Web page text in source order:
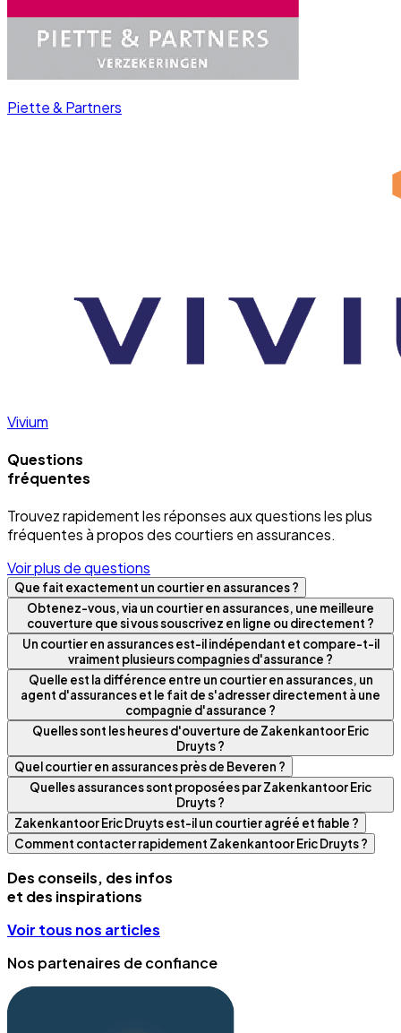
Piette & Partners
Vivium
Questions
fréquentes
Trouvez rapidement les réponses aux questions les plus
fréquentes à propos des courtiers en assurances.
Voir plus de questions
Que fait exactement un courtier en assurances ?
Obtenez-vous, via un courtier en assurances, une meilleure
couverture que si vous souscrivez en ligne ou directement ?
Un courtier en assurances est-il indépendant et compare-t-il
vraiment plusieurs compagnies d'assurance ?
Quelle est la différence entre un courtier en assurances, un
agent d'assurances et le fait de s'adresser directement à une
compagnie d'assurance ?
Quelles sont les heures d'ouverture de Zakenkantoor Eric
Druyts ?
Quel courtier en assurances près de Beveren ?
Quelles assurances sont proposées par Zakenkantoor Eric
Druyts ?
Zakenkantoor Eric Druyts est-il un courtier agréé et fiable ?
Comment contacter rapidement Zakenkantoor Eric Druyts ?
Des conseils, des infos
et des inspirations
Voir tous nos articles
Nos partenaires de confiance